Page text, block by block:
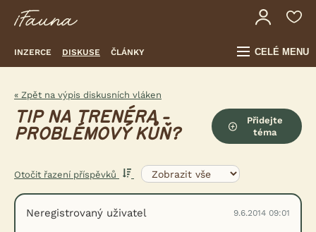
INZERCE DISKUSE ČLÁNKY CELÉ MENU
« Zpět na výpis diskusních vláken
TIP NA TRENÉRA -
PROBLÉMOVÝ KŮŇ?
Přidejte
téma
Otočit řazení příspěvků
Neregistrovaný uživatel 9.6.2014 09:01